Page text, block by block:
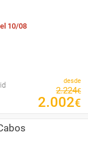
10/08
desde
2.224€
2.002€